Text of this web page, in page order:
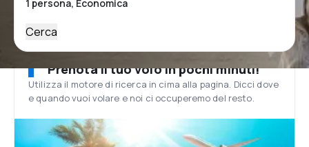
Cerca
Prenota il tuo volo in pochi minuti!
Utilizza il motore di ricerca in cima alla pagina. Dicci dove
e quando vuoi volare e noi ci occuperemo del resto.